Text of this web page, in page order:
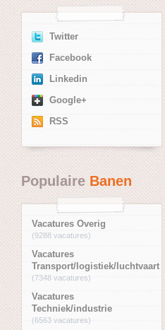
Twitter
Facebook
Linkedin
Google+
RSS
PopulaireBanen
Vacatures Overig
(9288 vacatures)
Vacatures
Transport/logistiek/luchtvaart
(7348 vacatures)
Vacatures
Techniek/industrie
(6563 vacatures)